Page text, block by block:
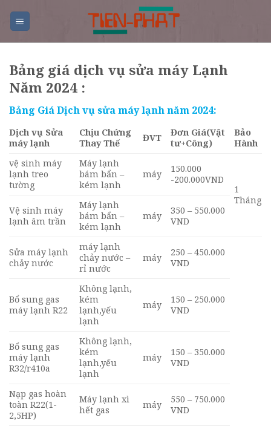
Bảng giá dịch vụ sửa máy Lạnh
Năm 2024 :
Bảng Giá Dịch vụsửa máy lạnhnăm 2024:
Dịch vụ Sửa
máy lạnh
Chịu Chứng
Thay Thế
ĐVT Đơn Giá(Vật
tư+Công)
Bảo
Hành
vệ sinh máy
lạnh treo
tường
Máy lạnh
bám bẩn –
kém lạnh
máy
150.000
-200.000VND
1
Tháng
Vệ sinh máy
lạnh âm trần
Máy lạnh
bám bẩn –
kém lạnh
máy
350 – 550.000
VND
Sửa máy lạnh
chảy nước
máy lạnh
chảy nước –
rỉ nước
máy
250 – 450.000
VND
Bổ sung gas
máy lạnh R22
Không lạnh,
kém
lạnh,yếu
lạnh
máy
150 – 250.000
VND
Bổ sung gas
máy lạnh
R32/r410a
Không lạnh,
kém
lạnh,yếu
lạnh
máy
150 – 350.000
VND
Nạp gas hoàn
toàn R22(1-
2,5HP)
Máy lạnh xì
hết gas
máy
550 – 750.000
VND